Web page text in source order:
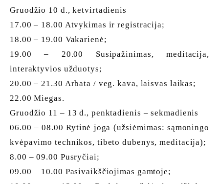
Gruodžio 10 d., ketvirtadienis
17.00 – 18.00 Atvykimas ir registracija;
18.00 – 19.00 Vakarienė;
19.00 – 20.00 Susipažinimas, meditacija,
interaktyvios užduotys;
20.00 – 21.30 Arbata / veg. kava, laisvas laikas;
22.00 Miegas.
Gruodžio 11 – 13 d., penktadienis – sekmadienis
06.00 – 08.00 Rytinė joga (užsiėmimas: sąmoningo
kvėpavimo technikos, tibeto dubenys, meditacija);
8.00 – 09.00 Pusryčiai;
09.00 – 10.00 Pasivaikščiojimas gamtoje;